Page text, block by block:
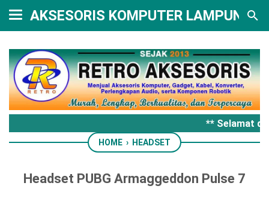
AKSESORIS KOMPUTER LAMPUNG
** Selamat
HOME › HEADSET
Headset PUBG Armaggeddon Pulse 7